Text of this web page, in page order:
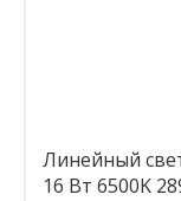
Линейный
16 Вт 6500K